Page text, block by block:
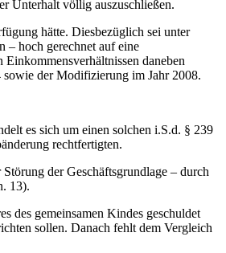
Unterhalt völlig auszuschließen.
hätte. Diesbezüglich sei unter
– hoch gerechnet auf eine
daneben
sowie der Modifizierung im Jahr 2008.
es sich um einen solchen i.S.d. § 239
rechtfertigten.
der Geschäftsgrundlage – durch
13).
des gemeinsamen Kindes geschuldet
sollen. Danach fehlt dem Vergleich